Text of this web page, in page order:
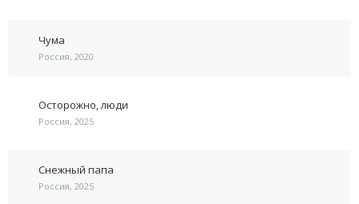
Чума
Россия, 2020
Осторожно, люди
Россия, 2025
Снежный папа
Россия, 2025